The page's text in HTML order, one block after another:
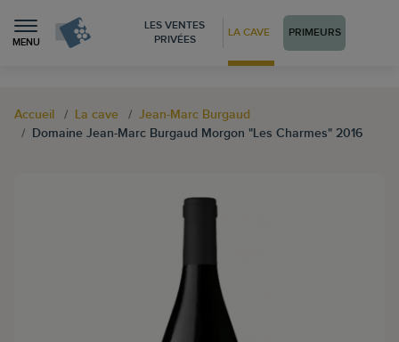
MENU
LES VENTES
PRIVÉES
LA CAVE PRIMEURS
Accueil La cave
Jean-Marc Burgaud
Domaine Jean-Marc Burgaud Morgon "Les Charmes" 2016